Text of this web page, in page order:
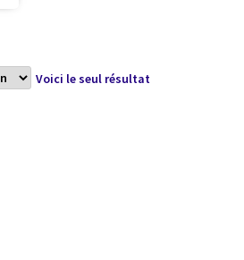
Voici le seul résultat